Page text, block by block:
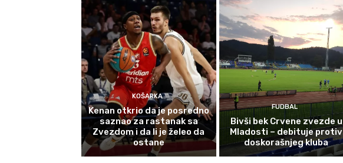
KOŠARKA
Kenan otkrio da je posredno
saznao za rastanak sa
Zvezdom i da li je želeo da
ostane
FUDBAL
Bivši bek Crvene zvezde u
Mladosti – debituje protiv
doskorašnjeg kluba